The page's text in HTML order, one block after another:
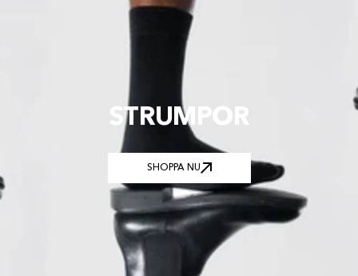
STRUMPOR
SHOPPA NU